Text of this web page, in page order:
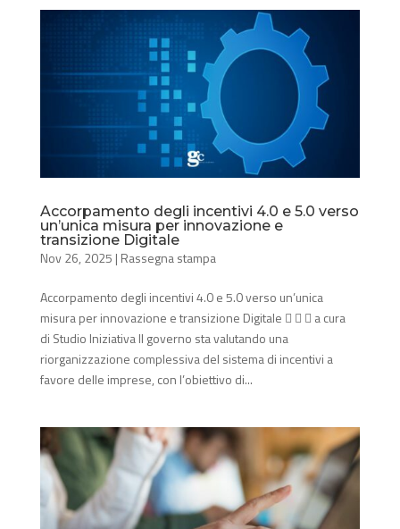
Accorpamento degli incentivi 4.0 e 5.0 verso
un’unica misura per innovazione e
transizione Digitale
Nov 26, 2025 | Rassegna stampa
Accorpamento degli incentivi 4.0 e 5.0 verso un’unica
misura per innovazione e transizione Digitale    a cura
di Studio Iniziativa Il governo sta valutando una
riorganizzazione complessiva del sistema di incentivi a
favore delle imprese, con l’obiettivo di...